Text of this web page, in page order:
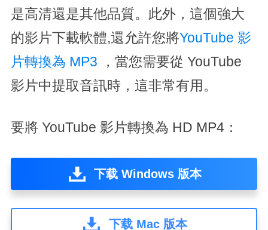
是高清還是其他品質。此外，這個強大
的影片下載軟體,還允許您將YouTube 影
片轉換為 MP3 ，當您需要從 YouTube
影片中提取音訊時，這非常有用。
要將 YouTube 影片轉換為 HD MP4：
下载 Windows 版本
下载 Mac 版本